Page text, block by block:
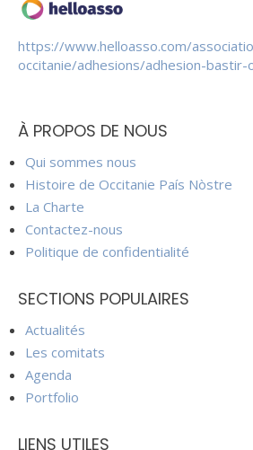
https://www.helloasso.com/
occitanie/adhesions/adhesion-bastir-
À PROPOS DE NOUS
Qui sommes nous
Histoire de Occitanie País Nòstre
La Charte
Contactez-nous
Politique de confidentialité
SECTIONS POPULAIRES
Actualités
Les comitats
Agenda
Portfolio
LIENS UTILES